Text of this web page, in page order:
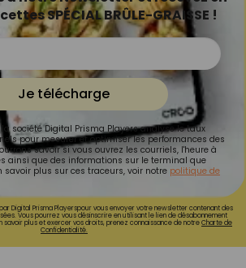
SPÉCIAL BRÛLE-GRAISSE !
Je télécharge
société Digital Prisma Players analyse le taux
pour mesurer et optimiser les performances des
savoir si vous ouvrez les courriels, l'heure à
ainsi que des informations sur le terminal que
savoir plus sur ces traceurs, voir notre politique de
Digital Prisma Playerspour vous envoyer votre newsletter contenant des
Vous pourrez vous désinscrire en utilisant le lien de désabonnement
savoir plus et exercer vos droits, prenez connaissance de notreCharte de
Confidentialité.